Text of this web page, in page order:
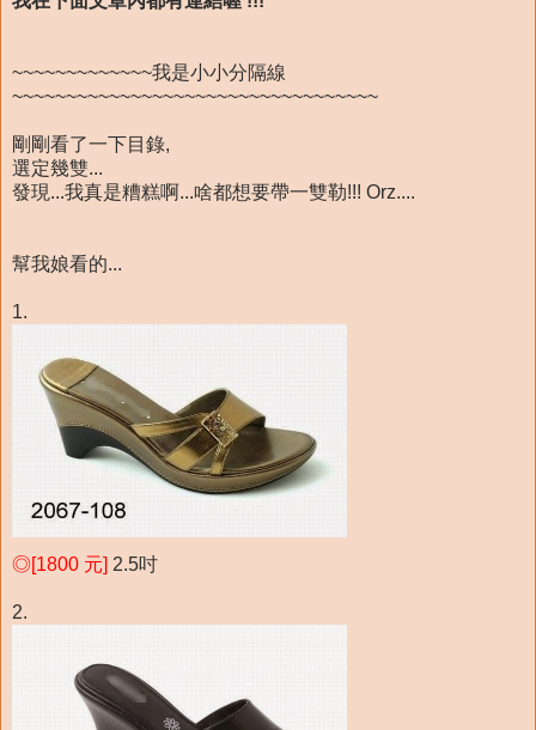
~~~~~~~~~~~~~我是小小分隔線
~~~~~~~~~~~~~~~~~~~~~~~~~~~~~~~~~~
剛剛看了一下目錄,
選定幾雙...
發現...我真是糟糕啊...啥都想要帶一雙勒!!! Orz....
幫我娘看的...
1.
◎[1800 元] 2.5吋
2.